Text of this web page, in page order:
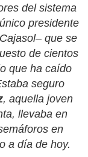
del sistema
presidente
que se
de cientos
que ha caído
seguro
, aquella joven
llevaba en
en
a día de hoy.